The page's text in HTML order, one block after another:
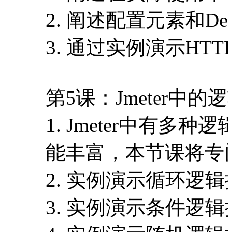
2. 阐述配置元素和
3. 通过实例演示
第5课：Jmeter中的
1. Jmeter中有多种
能丰富，本节课将
2. 实例演示循环逻
3. 实例演示条件逻